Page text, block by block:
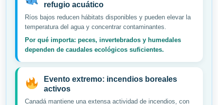
refugio acuático
Ríos bajos reducen hábitats disponibles y pueden elevar la
temperatura del agua y concentrar contaminantes.
Por qué importa: peces, invertebrados y humedales
dependen de caudales ecológicos suficientes.
Evento extremo: incendios boreales
activos
Canadá mantiene una extensa actividad de incendios, con